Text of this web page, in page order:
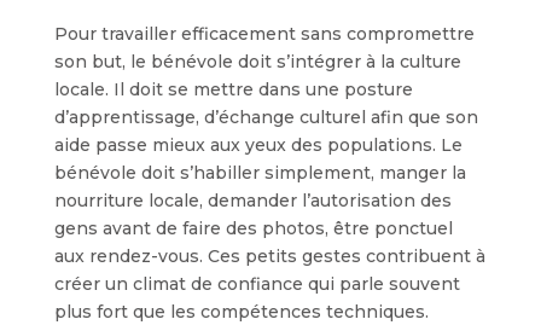
Pour travailler efficacement sans compromettre
son but, le bénévole doit s’intégrer à la culture
locale. Il doit se mettre dans une posture
d’apprentissage, d’échange culturel afin que son
aide passe mieux aux yeux des populations. Le
bénévole doit s’habiller simplement, manger la
nourriture locale, demander l’autorisation des
gens avant de faire des photos, être ponctuel
aux rendez-vous. Ces petits gestes contribuent à
créer un climat de confiance qui parle souvent
plus fort que les compétences techniques.